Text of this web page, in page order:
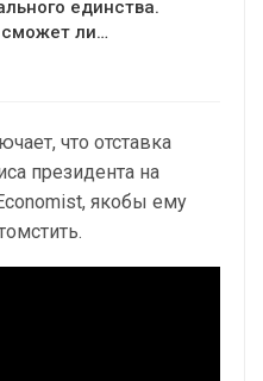
единства.
сможет ли…
что отставка
президента на
якобы ему